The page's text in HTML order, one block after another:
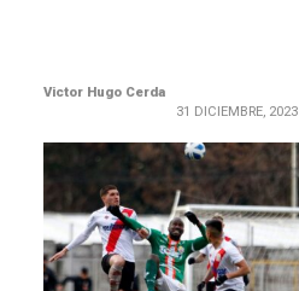
Victor Hugo Cerda
31 DICIEMBRE, 2023
LEER MÁS